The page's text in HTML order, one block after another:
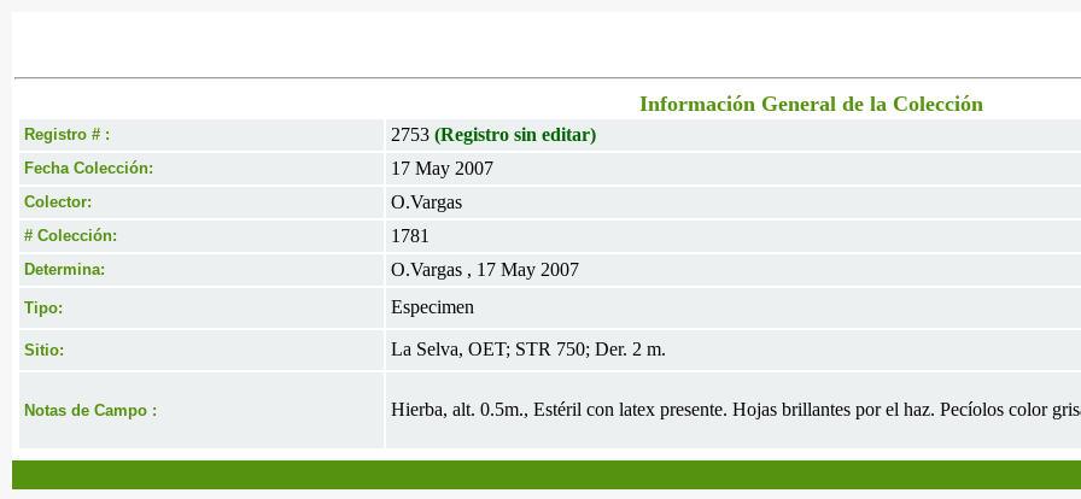
Información General de la Colección
Registro # : 2753 (Registro sin editar)
Fecha Colección: 17 May 2007
Colector: O.Vargas
# Colección: 1781
Determina: O.Vargas , 17 May 2007
Tipo: Especimen
Sitio: La Selva, OET; STR 750; Der. 2 m.
Notas de Campo : Hierba, alt. 0.5m., Estéril con latex presente. Hojas brillantes por el haz. Pecíolos color